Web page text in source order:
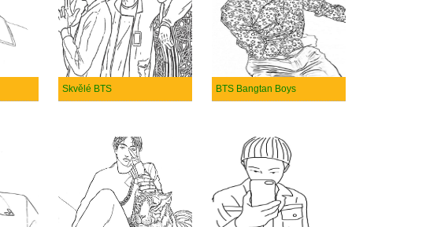
Skvělé BTS BTS Bangtan Boys